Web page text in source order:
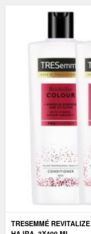
TRESEMMÉ